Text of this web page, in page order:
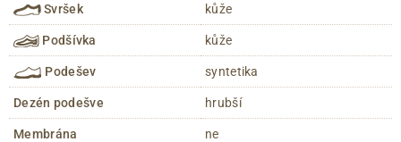
Svršek kůže
Podšívka kůže
Podešev syntetika
Dezén podešve hrubší
Membrána ne